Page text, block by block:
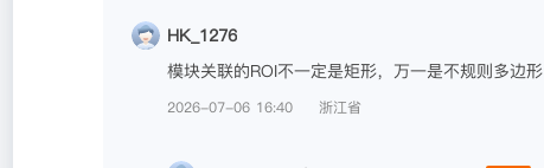
HK_1276
模块关联的ROI不一定是矩形，万一是不规则多边形
2026-07-06 16:40 浙江省